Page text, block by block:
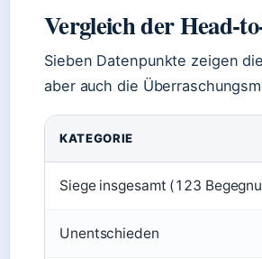
Vergleich der Head-
Sieben Datenpunkte zeigen
aber auch die
KATEGORIE
Siege insgesamt (123
Unentschieden